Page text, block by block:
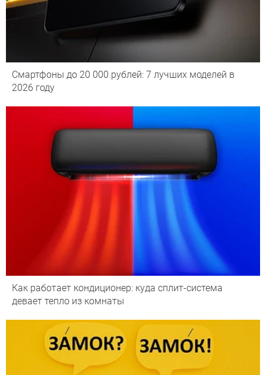
Смартфоны до 20 000 рублей: 7 лучших моделей в
2026 году
Как работает кондиционер: куда сплит-система
девает тепло из комнаты